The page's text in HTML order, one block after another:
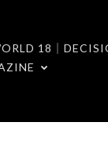
18｜